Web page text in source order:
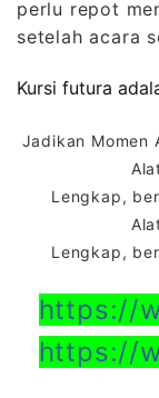
perlu repot
setelah acara
Kursi futura
Jadikan Momen
Lengkap,
Lengkap,
https://
https://